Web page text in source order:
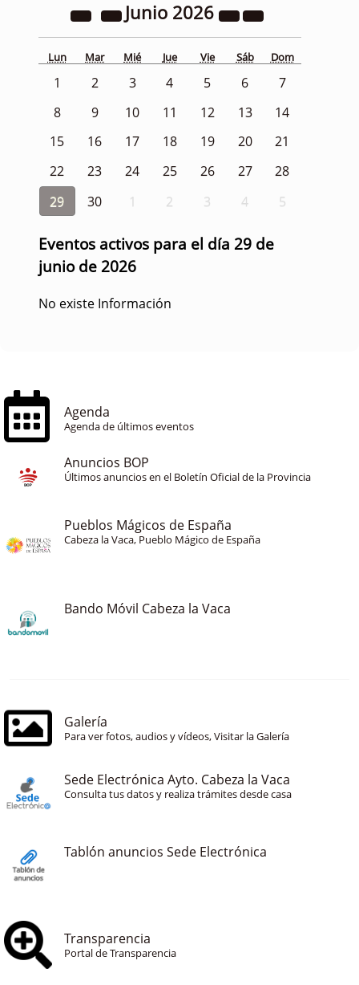
Junio 2026
Lun Mar Mié Jue Vie Sáb Dom
1 2 3 4 5 6
7
8
9 10 11 12 13
14
15
16 17 18 19 20
21
22
23 24 25 26 27
28
29
30 1 2 3 4 5
Eventos activos para el día 29 de
junio de 2026
No existe Información
Agenda
Agenda de últimos eventos
Anuncios BOP
Últimos anuncios en el Boletín Oficial de la Provincia
Pueblos Mágicos de España
Cabeza la Vaca, Pueblo Mágico de España
Bando Móvil Cabeza la Vaca
Galería
Para ver fotos, audios y vídeos, Visitar la Galería
Sede Electrónica Ayto. Cabeza la Vaca
Consulta tus datos y realiza trámites desde casa
Tablón anuncios Sede Electrónica
Transparencia
Portal de Transparencia